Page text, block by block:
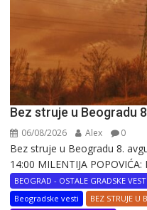
Bez struje u Beogradu
06/08/2026 Alex 0
Bez struje u Beogradu 8.
14:00 MILENTIJA
BEOGRAD - OSTALE GRADSKE VESTI
Beogradske vesti
BEZ STRUJE U